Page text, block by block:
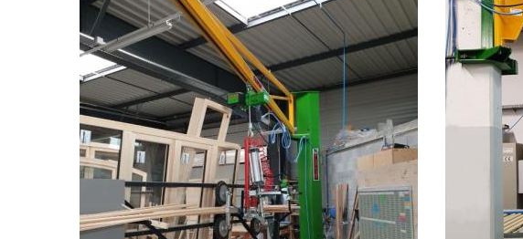
Potences de Levage en Profil Creux